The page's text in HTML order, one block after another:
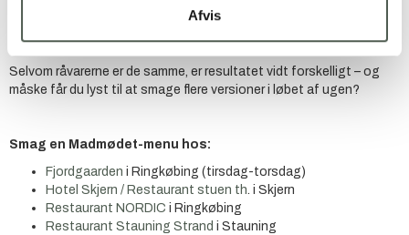
Afvis
Forret med friskfanget fisk
Dessert med lokale rabarber
Selvom råvarerne er de samme, er resultatet vidt forskelligt – og
måske får du lyst til at smage flere versioner i løbet af ugen?
Smag en Madmødet-menu hos:
Fjordgaarden i Ringkøbing (tirsdag-torsdag)
Hotel Skjern / Restaurant stuen th. i Skjern
Restaurant NORDIC i Ringkøbing
Restaurant Stauning Strand i Stauning